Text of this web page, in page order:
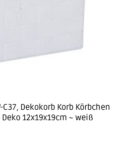
Dekokorb Korb Körbchen
12x19x19cm ~ weiß